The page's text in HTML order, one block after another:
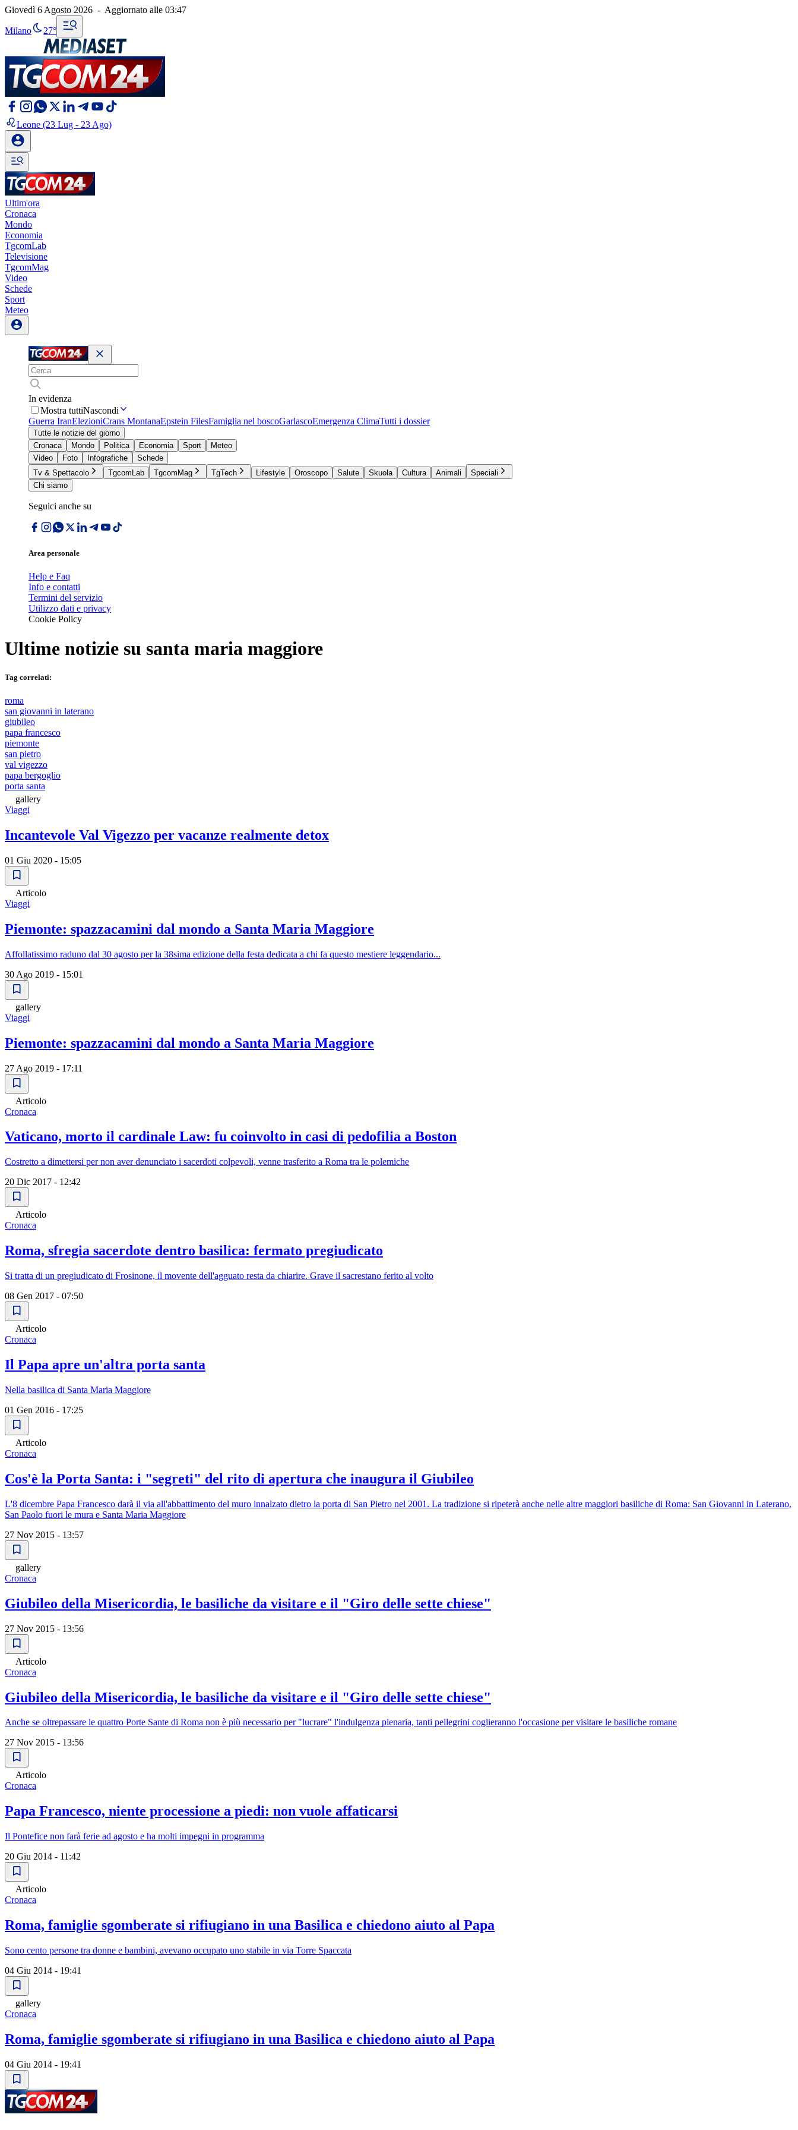
Giovedì 6 Agosto 2026 - Aggiornato alle 03:47
Milano 27°
Leone (23 Lug - 23 Ago)
Ultim'ora
Cronaca
Mondo
Economia
TgcomLab
Televisione
TgcomMag
Video
Schede
Sport
Meteo
In evidenza
Mostra tuttiNascondi
Guerra IranElezioniCrans MontanaEpstein FilesFamiglia nel boscoGarlascoEmergenza ClimaTutti i dossier
Tutte le notizie del giorno
Cronaca
Mondo Politica Economia Sport
Meteo
Video
Foto Infografiche
Schede
Tv & Spettacolo
TgcomLab TgcomMag TgTech Lifestyle Oroscopo Salute Skuola Cultura Animali
Speciali
Chi siamo
Seguici anche su
Area personale
Help e Faq
Info e contatti
Termini del servizio
Utilizzo dati e privacy
Cookie Policy
Ultime notizie su santa maria maggiore
Tag correlati:
roma
san giovanni in laterano
giubileo
papa francesco
piemonte
san pietro
val vigezzo
papa bergoglio
porta santa
gallery
Viaggi
Incantevole Val Vigezzo per vacanze realmente detox
01 Giu 2020 - 15:05
Articolo
Viaggi
Piemonte: spazzacamini dal mondo a Santa Maria Maggiore
Affollatissimo raduno dal 30 agosto per la 38sima edizione della festa dedicata a chi fa questo mestiere leggendario...
30 Ago 2019 - 15:01
gallery
Viaggi
Piemonte: spazzacamini dal mondo a Santa Maria Maggiore
27 Ago 2019 - 17:11
Articolo
Cronaca
Vaticano, morto il cardinale Law: fu coinvolto in casi di pedofilia a Boston
Costretto a dimettersi per non aver denunciato i sacerdoti colpevoli, venne trasferito a Roma tra le polemiche
20 Dic 2017 - 12:42
Articolo
Cronaca
Roma, sfregia sacerdote dentro basilica: fermato pregiudicato
Si tratta di un pregiudicato di Frosinone, il movente dell'agguato resta da chiarire. Grave il sacrestano ferito al volto
08 Gen 2017 - 07:50
Articolo
Cronaca
Il Papa apre un'altra porta santa
Nella basilica di Santa Maria Maggiore
01 Gen 2016 - 17:25
Articolo
Cronaca
Cos'è la Porta Santa: i "segreti" del rito di apertura che inaugura il Giubileo
L'8 dicembre Papa Francesco darà il via all'abbattimento del muro innalzato dietro la porta di San Pietro nel 2001. La tradizione si ripeterà anche nelle altre maggiori basiliche di Roma: San Giovanni in Laterano,
San Paolo fuori le mura e Santa Maria Maggiore
27 Nov 2015 - 13:57
gallery
Cronaca
Giubileo della Misericordia, le basiliche da visitare e il "Giro delle sette chiese"
27 Nov 2015 - 13:56
Articolo
Cronaca
Giubileo della Misericordia, le basiliche da visitare e il "Giro delle sette chiese"
Anche se oltrepassare le quattro Porte Sante di Roma non è più necessario per "lucrare" l'indulgenza plenaria, tanti pellegrini coglieranno l'occasione per visitare le basiliche romane
27 Nov 2015 - 13:56
Articolo
Cronaca
Papa Francesco, niente processione a piedi: non vuole affaticarsi
Il Pontefice non farà ferie ad agosto e ha molti impegni in programma
20 Giu 2014 - 11:42
Articolo
Cronaca
Roma, famiglie sgomberate si rifiugiano in una Basilica e chiedono aiuto al Papa
Sono cento persone tra donne e bambini, avevano occupato uno stabile in via Torre Spaccata
04 Giu 2014 - 19:41
gallery
Cronaca
Roma, famiglie sgomberate si rifiugiano in una Basilica e chiedono aiuto al Papa
04 Giu 2014 - 19:41